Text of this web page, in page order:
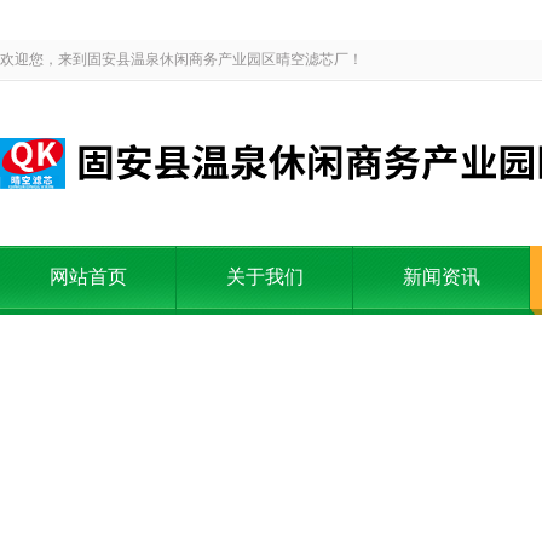
欢迎您，来到固安县温泉休闲商务产业园区晴空滤芯厂！
网站首页 关于我们 新闻资讯